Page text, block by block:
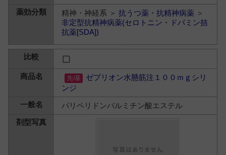
精神・神経系 ＞抗うつ薬・抗精神病薬 ＞
非定型抗精神病薬(セロトニン・ドパミン拮
抗薬[SDA])
ゼプリオン水懸筋注１００ｍｇシリ
ンジ
パリペリドンパルミチン酸エステル